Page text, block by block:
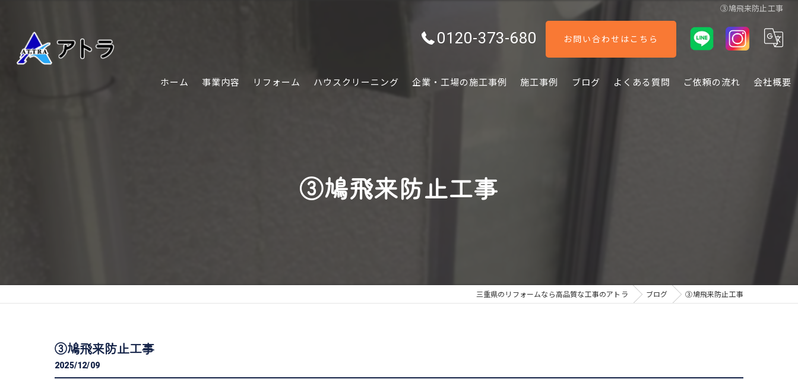
③鳩飛来防止工事
0120-373-680 お問い合わせはこちら
ホーム 事業内容 リフォーム ハウスクリーニング 企業・工場の施工事例 施工事例 ブログ よくある質問 ご依頼の流れ 会社概要
③鳩飛来防止工事
三重県のリフォームなら高品質な工事のアトラ ブログ ③鳩飛来防止工事
③鳩飛来防止工事
2025/12/09